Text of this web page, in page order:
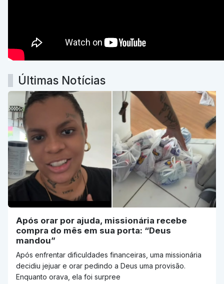
Últimas Notícias
Após orar por ajuda, missionária recebe
compra do mês em sua porta: “Deus
mandou”
Após enfrentar dificuldades financeiras, uma missionária
decidiu jejuar e orar pedindo a Deus uma provisão.
Enquanto orava, ela foi surpree